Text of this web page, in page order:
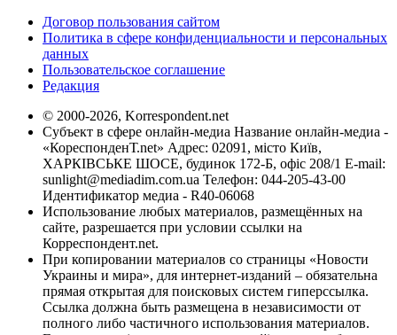
Договор пользования сайтом
Политика в сфере конфиденциальности и персональных
данных
Пользовательское соглашение
Редакция
© 2000-2026, Korrespondent.net
Субъект в сфере онлайн-медиа Название онлайн-медиа -
«КореспонденТ.net» Адрес: 02091, місто Київ,
ХАРКІВСЬКЕ ШОСЕ, будинок 172-Б, офіс 208/1 E-mail:
sunlight@mediadim.com.ua Телефон: 044-205-43-00
Идентификатор медиа - R40-06068
Использование любых материалов, размещённых на
сайте, разрешается при условии ссылки на
Корреспондент.net.
При копировании материалов со страницы «Новости
Украины и мира», для интернет-изданий – обязательна
прямая открытая для поисковых систем гиперссылка.
Ссылка должна быть размещена в независимости от
полного либо частичного использования материалов.